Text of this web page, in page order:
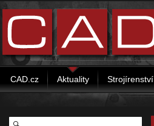
CAD.cz Aktuality Strojírenství